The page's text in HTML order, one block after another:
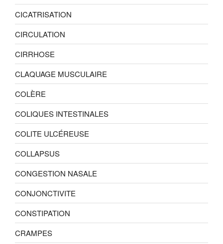
CICATRISATION
CIRCULATION
CIRRHOSE
CLAQUAGE MUSCULAIRE
COLÈRE
COLIQUES INTESTINALES
COLITE ULCÉREUSE
COLLAPSUS
CONGESTION NASALE
CONJONCTIVITE
CONSTIPATION
CRAMPES